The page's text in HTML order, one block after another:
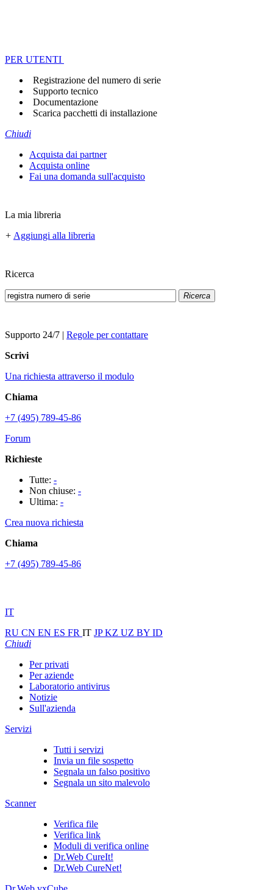
PER UTENTI
Registrazione del numero di serie
Supporto tecnico
Documentazione
Scarica pacchetti di installazione
Chiudi
Acquista dai partner
Acquista online
Fai una domanda sull'acquisto
La mia libreria
+ Aggiungi alla libreria
Ricerca
Ricerca
Supporto 24/7 | Regole per contattare
Scrivi
Una richiesta attraverso il modulo
Chiama
+7 (495) 789-45-86
Forum
Richieste
Tutte: -
Non chiuse: -
Ultima: -
Crea nuova richiesta
Chiama
+7 (495) 789-45-86
IT
RU CN EN ES FR IT JPKZ UZ BY ID
Chiudi
Per privati
Per aziende
Laboratorio antivirus
Notizie
Sull'azienda
Servizi
Tutti i servizi
Invia un file sospetto
Segnala un falso positivo
Segnala un sito malevolo
Scanner
Verifica file
Verifica link
Moduli di verifica online
Dr.Web CureIt!
Dr.Web CureNet!